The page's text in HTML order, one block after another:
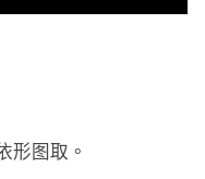
形图取。